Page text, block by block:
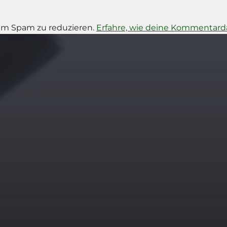
Spam zu reduzieren. Erfahre, wie deine